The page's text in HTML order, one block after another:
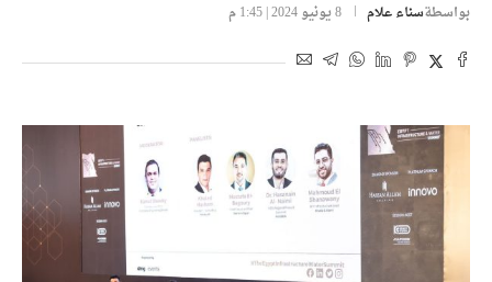
بواسطةسناء علام 8 يونيو 2024 | 1:45 م